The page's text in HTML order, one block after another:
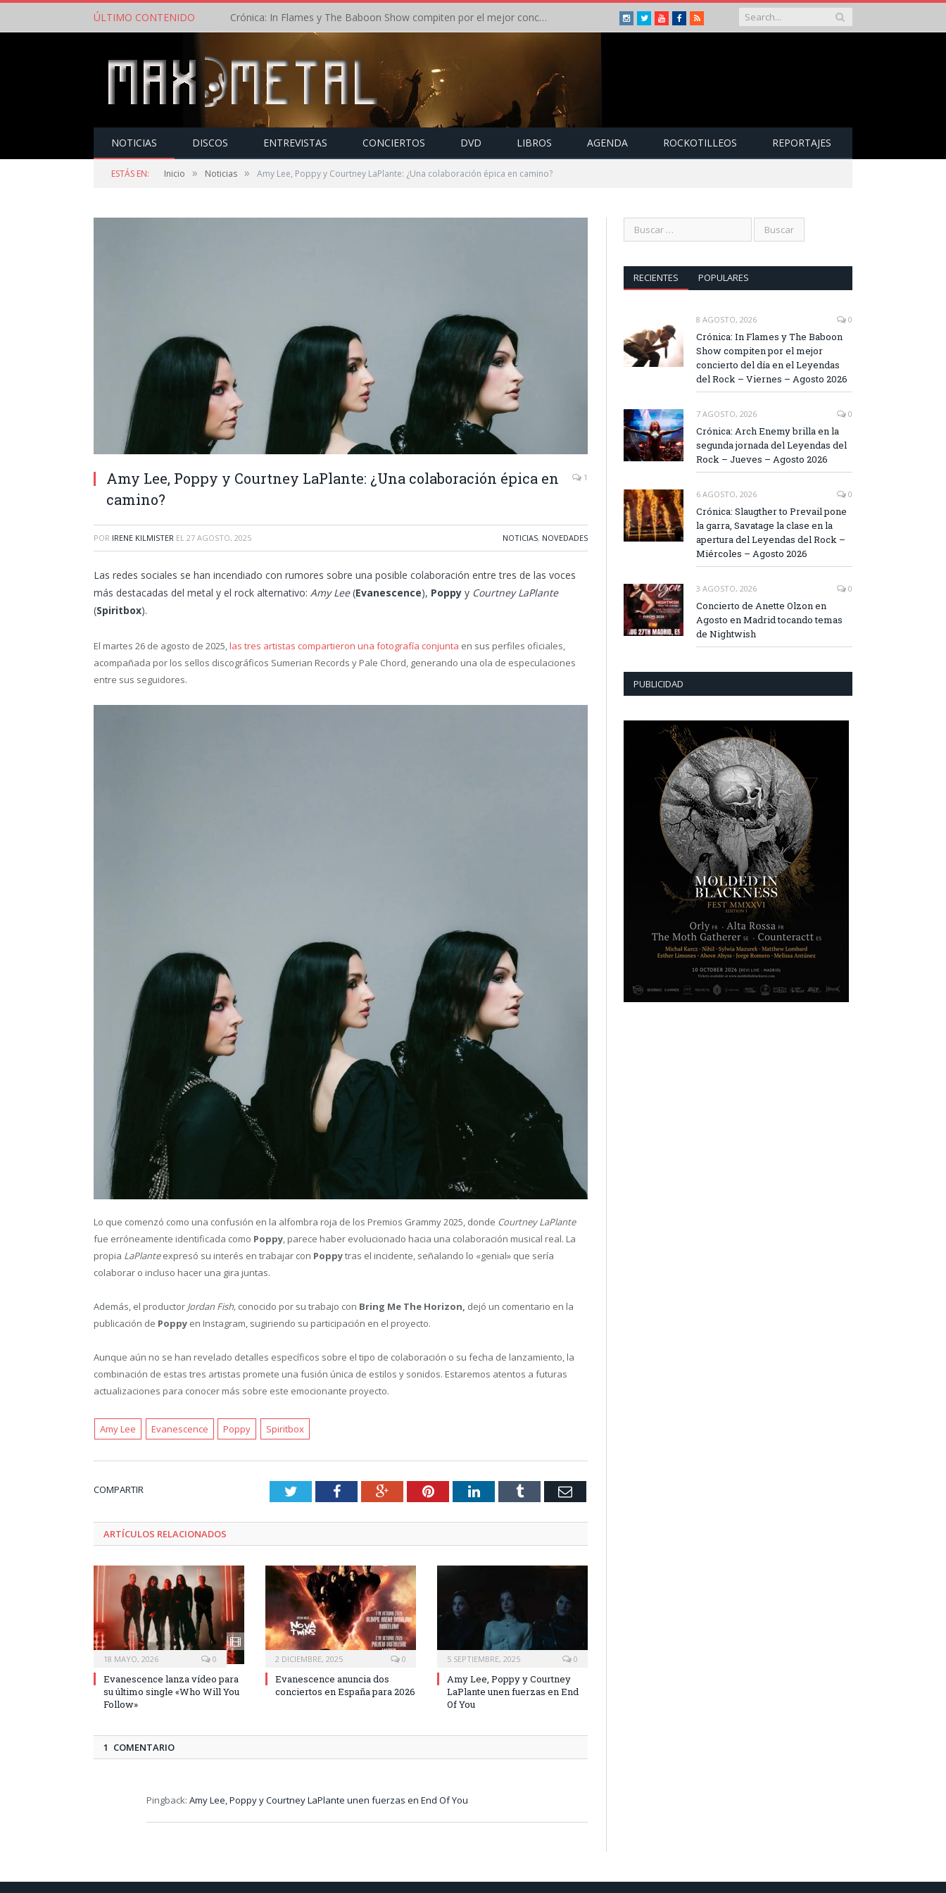
ÚLTIMO CONTENIDO Crónica: In Flames y The Baboon Show compiten por el mejor concierto del día en el Leyendas del Rock – Viernes – Agosto 2026 Instagram
TwitterYoutubeFacebook
RSS
NOTICIAS DISCOS ENTREVISTAS CONCIERTOS DVD LIBROS AGENDA ROCKOTILLEOS REPORTAJES
ESTÁS EN: Inicio » Noticias » Amy Lee, Poppy y Courtney LaPlante: ¿Una colaboración épica en camino?
Amy Lee, Poppy y Courtney LaPlante: ¿Una colaboración épica en
camino?
1
POR IRENE KILMISTER EL 27 AGOSTO, 2025 NOTICIAS, NOVEDADES
Las redes sociales se han incendiado con rumores sobre una posible colaboración entre tres de las voces
más destacadas del metal y el rock alternativo: Amy Lee(Evanescence), Poppy y Courtney LaPlante
(Spiritbox).
El martes 26 de agosto de 2025,las tres artistas compartieron una fotografía conjunta en sus perfiles oficiales,
acompañada por los sellos discográficos Sumerian Records y Pale Chord, generando una ola de especulaciones
entre sus seguidores.
Lo que comenzó como una confusión en la alfombra roja de los Premios Grammy 2025, donde Courtney LaPlante
fue erróneamente identificada como Poppy, parece haber evolucionado hacia una colaboración musical real. La
propia LaPlanteexpresó su interés en trabajar con Poppytras el incidente, señalando lo «genial» que sería
colaborar o incluso hacer una gira juntas.
Además, el productor Jordan Fish, conocido por su trabajo con Bring Me The Horizon, dejó un comentario en la
publicación de Poppy en Instagram, sugiriendo su participación en el proyecto.
Aunque aún no se han revelado detalles específicos sobre el tipo de colaboración o su fecha de lanzamiento, la
combinación de estas tres artistas promete una fusión única de estilos y sonidos. Estaremos atentos a futuras
actualizaciones para conocer más sobre este emocionante proyecto.
Amy Lee Evanescence Poppy Spiritbox
COMPARTIR TwitterFacebookGoogle+PinterestLinkedInTumblr Email
ARTÍCULOS RELACIONADOS
18 MAYO, 2026 0
Evanescence lanza vídeo para
su último single «Who Will You
Follow»
2 DICIEMBRE, 2025 0
Evanescence anuncia dos
conciertos en España para 2026
5 SEPTIEMBRE, 2025 0
Amy Lee, Poppy y Courtney
LaPlante unen fuerzas en End
Of You
1 COMENTARIO
Pingback: Amy Lee, Poppy y Courtney LaPlante unen fuerzas en End Of You
RECIENTES POPULARES
8 AGOSTO, 2026 0
Crónica: In Flames y The Baboon
Show compiten por el mejor
concierto del día en el Leyendas
del Rock – Viernes – Agosto 2026
7 AGOSTO, 2026 0
Crónica: Arch Enemy brilla en la
segunda jornada del Leyendas del
Rock – Jueves – Agosto 2026
6 AGOSTO, 2026 0
Crónica: Slaugther to Prevail pone
la garra, Savatage la clase en la
apertura del Leyendas del Rock –
Miércoles – Agosto 2026
3 AGOSTO, 2026 0
Concierto de Anette Olzon en
Agosto en Madrid tocando temas
de Nightwish
PUBLICIDAD